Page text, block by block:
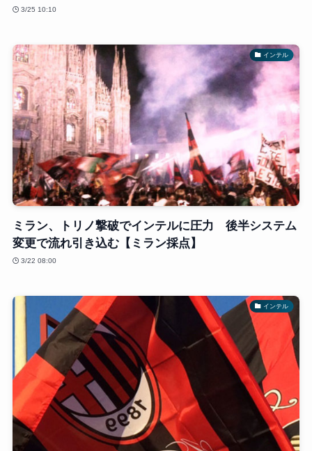
3/25 10:10
インテル
ミラン、トリノ撃破でインテルに圧力 後半システム
変更で流れ引き込む【ミラン採点】
3/22 08:00
インテル